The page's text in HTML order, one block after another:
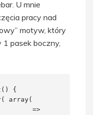
U mnie
pracy nad
motyw, który
pasek boczny,
{